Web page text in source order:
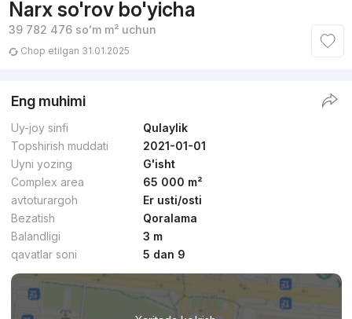
Narx so'rov bo'yicha
39 782 476 soʻmm² uchun
Chop etilgan 31.01.2025
Eng muhimi
Uy-joy sinfi
Qulaylik
Topshirish muddati
2021-01-01
Uyni yozing
G'isht
Complex area
65 000 m²
avtoturargoh
Er usti/osti
Bezatish
Qoralama
Balandligi
3 m
qavatlar soni
5 dan 9